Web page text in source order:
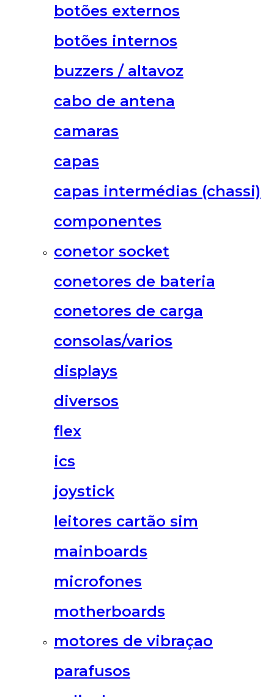
botões externos
botões internos
buzzers / altavoz
cabo de antena
camaras
capas
capas intermédias (chassi)
componentes
conetor socket
conetores de bateria
conetores de carga
consolas/varios
displays
diversos
flex
ics
joystick
leitores cartão sim
mainboards
microfones
motherboards
motores de vibraçao
parafusos